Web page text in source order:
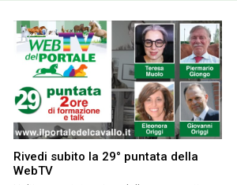
Rivedi subito la 29° puntata della
WebTV